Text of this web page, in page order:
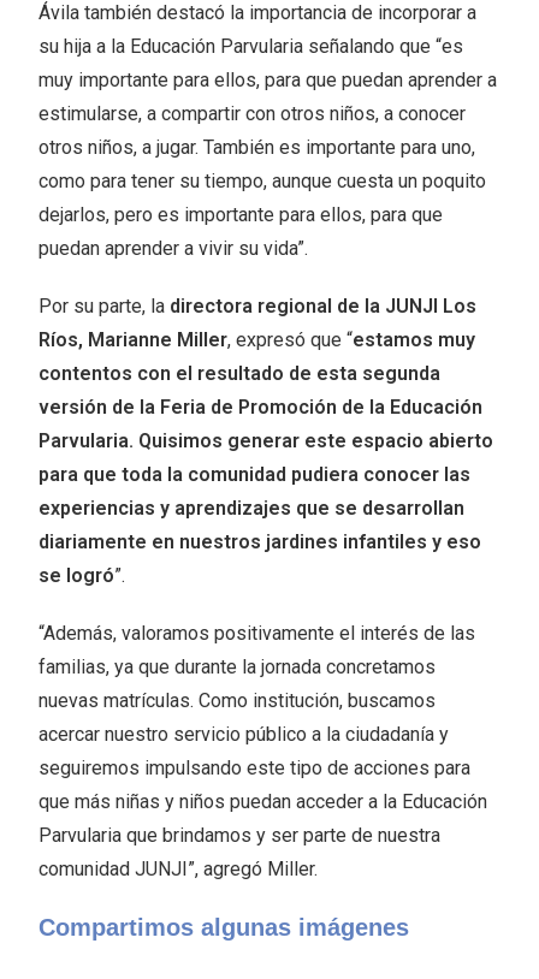
Ávila también destacó la importancia de incorporar a
su hija a la Educación Parvularia señalando que “es
muy importante para ellos, para que puedan aprender a
estimularse, a compartir con otros niños, a conocer
otros niños, a jugar. También es importante para uno,
como para tener su tiempo, aunque cuesta un poquito
dejarlos, pero es importante para ellos, para que
puedan aprender a vivir su vida”.
Por su parte, la directora regional de la JUNJI Los
Ríos, Marianne Miller, expresó que “estamos muy
contentos con el resultado de esta segunda
versión de la Feria de Promoción de la Educación
Parvularia. Quisimos generar este espacio abierto
para que toda la comunidad pudiera conocer las
experiencias y aprendizajes que se desarrollan
diariamente en nuestros jardines infantiles y eso
se logró”.
“Además, valoramos positivamente el interés de las
familias, ya que durante la jornada concretamos
nuevas matrículas. Como institución, buscamos
acercar nuestro servicio público a la ciudadanía y
seguiremos impulsando este tipo de acciones para
que más niñas y niños puedan acceder a la Educación
Parvularia que brindamos y ser parte de nuestra
comunidad JUNJI”, agregó Miller.
Compartimos algunas imágenes